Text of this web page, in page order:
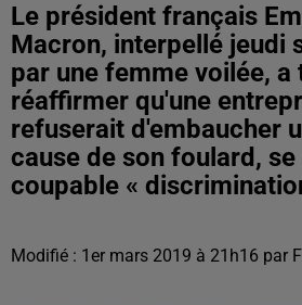
Le président français
Macron, interpellé jeudi
par une femme voilée, a
réaffirmer qu'une
refuserait d'embaucher
cause de son foulard,
coupable «
Modifié : 1er mars 2019 à 21h16 par